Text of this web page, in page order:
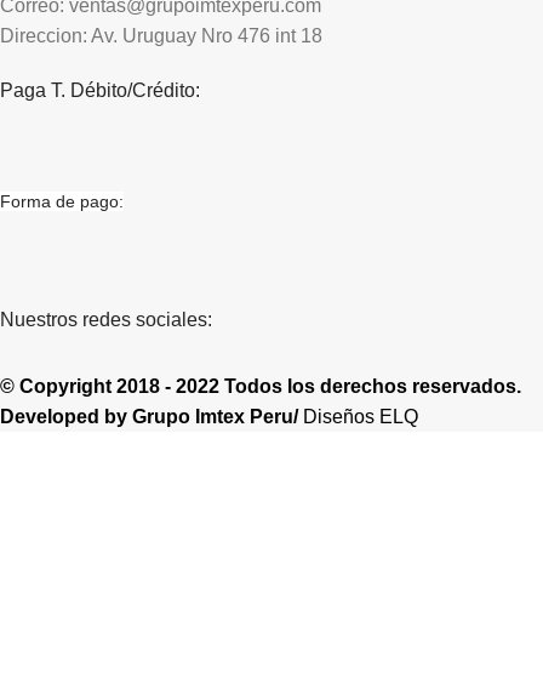
Correo: ventas@grupoimtexperu.com
Direccion: Av. Uruguay Nro 476 int 18
Paga T. Débito/Crédito:
Forma de pago:
Nuestros redes sociales:
© Copyright 2018 - 2022 Todos los derechos reservados.
Developed by Grupo Imtex Peru/ Diseños ELQ